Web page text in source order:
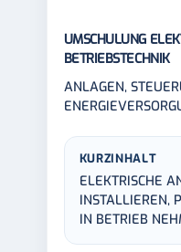
UMSCHULUNG
BETRIEBSTECHNIK
ANLAGEN,
KURZINHALT
ELEKTRISCHE
INSTALLIEREN,
IN BETRIEB